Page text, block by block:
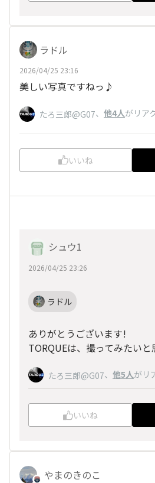
ラドル
2026/04/25 23:16
美しい写真ですねっ♪
たろ三郎@G07、 他4人がリア
いいね
シュウ1
2026/04/25 23:26
ラドル
ありがとうございます!
TORQUEは、撮ってみたいと
たろ三郎@G07、 他5人がリ
いいね
やまのきのこ